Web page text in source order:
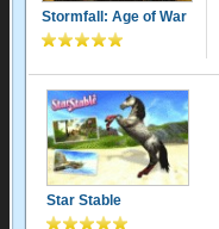
Stormfall: Age of War
Star Stable